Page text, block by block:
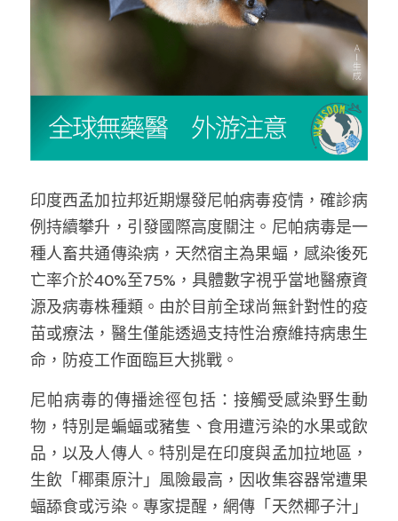
真相直擊
黃萬成專欄
高松傑專欄
林伯強專欄
趙處機專欄
KOL 精選
大衛sir專欄
曾子晴 - 晴深直說
陳貴春大律師專欄
陳子遷律師專欄
羅浚軒專欄
支聯會案
親子
投稿熱線
支持讚助
條款及細則
繁體中文
English
印度西孟加拉邦近期爆發尼帕病毒疫情，確診病
例持續攀升，引發國際高度關注。尼帕病毒是一
種人畜共通傳染病，天然宿主為果蝠，感染後死
亡率介於40%至75%，具體數字視乎當地醫療資
源及病毒株種類。由於目前全球尚無針對性的疫
苗或療法，醫生僅能透過支持性治療維持病患生
命，防疫工作面臨巨大挑戰。
尼帕病毒的傳播途徑包括：接觸受感染野生動
物，特別是蝙蝠或豬隻、食用遭污染的水果或飲
品，以及人傳人。特別是在印度與孟加拉地區，
生飲「椰棗原汁」風險最高，因收集容器常遭果
蝠舔食或污染。專家提醒，網傳「天然椰子汁」